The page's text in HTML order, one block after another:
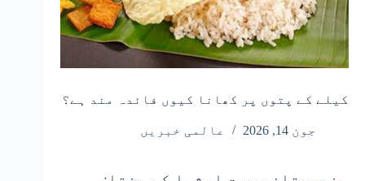
کیلے کے پتوں پر کھانا کیوں فائدہ مند ہے؟
جون 14, 2026 عالمی خبریں